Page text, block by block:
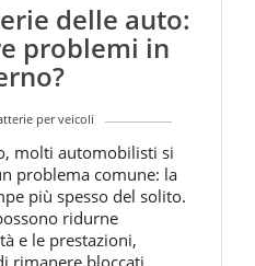
delle auto:
problemi in
per veicoli
molti automobilisti si
problema comune: la
più spesso del solito.
ridurne
e le prestazioni,
rimanere bloccati